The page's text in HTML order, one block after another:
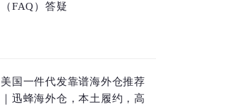
（FAQ）答疑
美国一件代发靠谱海外仓推荐
｜迅蜂海外仓，本土履约，高